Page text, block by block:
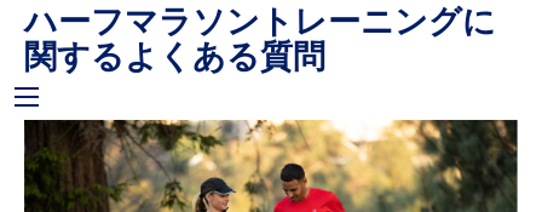
ハーフマラソントレーニングに
関するよくある質問